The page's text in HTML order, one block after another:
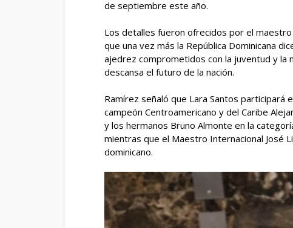
de septiembre este año.
Los detalles fueron ofrecidos por el
que una vez más la República Dominicana
ajedrez comprometidos con la juventud y la
descansa el futuro de la nación.
Ramírez señaló que Lara Santos participará
campeón Centroamericano y del Caribe
y los hermanos Bruno Almonte en la
mientras que el Maestro Internacional José
dominicano.